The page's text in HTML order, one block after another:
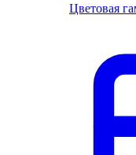
Цветовая